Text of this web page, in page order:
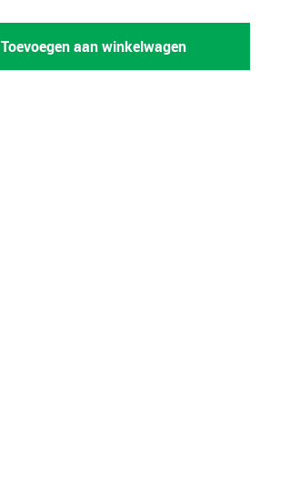
Toevoegen aan winkelwagen